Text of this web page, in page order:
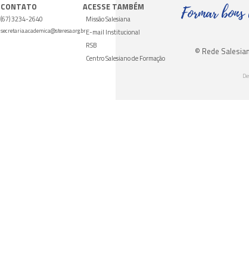
CONTATO
(67) 3234-2640
secretaria.academica@steresa.org.br
ACESSE TAMBÉM
Missão Salesiana
E-mail Institucional
RSB
Centro Salesiano de Formação
Formar
© Rede